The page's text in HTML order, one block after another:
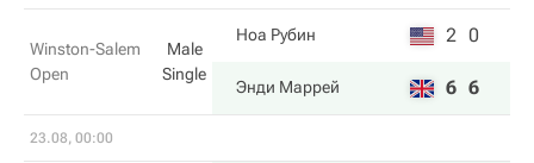
Winston-Salem
Open
Male
Single
Ноа Рубин 2 0
Энди Маррей 6 6
23.08, 00:00